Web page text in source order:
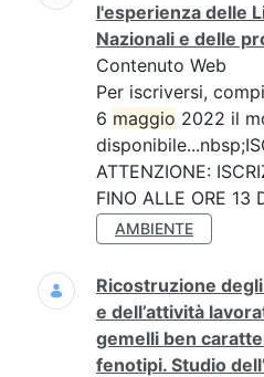
l'esperienza delle
Nazionali e delle
Contenuto Web
Per iscriversi,
6 maggio 2022 il
ATTENZIONE:
FINO ALLE ORE 13
AMBIENTE
Ricostruzione
e dell’attività
gemelli ben
fenotipi. Studio